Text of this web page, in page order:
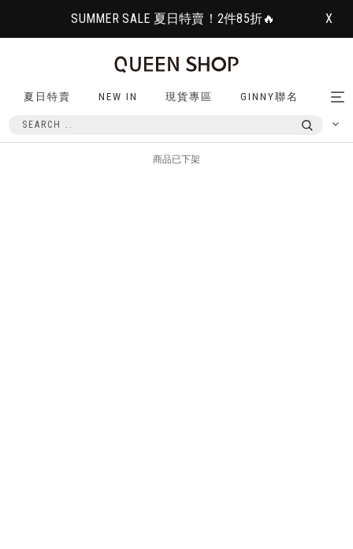
SUMMER SALE 夏日特賣！2件85折🔥 X
夏日特賣 NEW IN 現貨專區 GINNY聯名
商品已下架